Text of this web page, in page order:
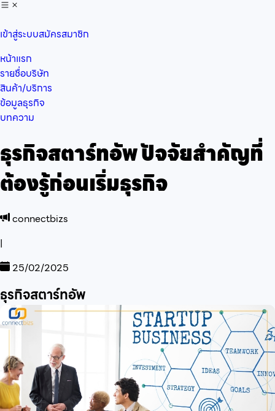
เข้าสู่ระบบสมัครสมาชิก
หน้าแรก
รายชื่อบริษัท
สินค้า/บริการ
ข้อมูลธุรกิจ
บทความ
ธุรกิจสตาร์ทอัพ ปัจจัยสำคัญที่
ต้องรู้ก่อนเริ่มธุรกิจ
connectbizs
|
25/02/2025
ธุรกิจสตาร์ทอัพ